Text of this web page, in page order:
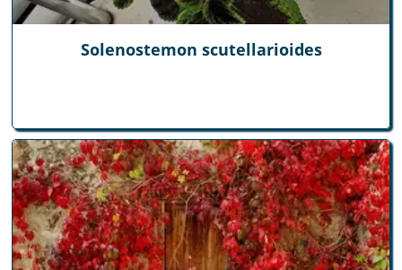
Solenostemon scutellarioides